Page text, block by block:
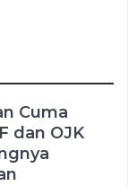
Cuma
dan OJK